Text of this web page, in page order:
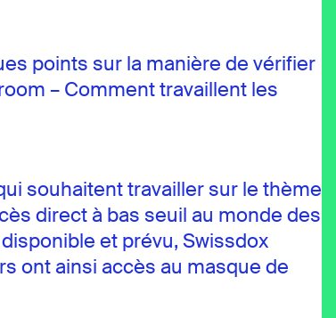
points sur la manière de vérifier
– Comment travaillent les
souhaitent travailler sur le thème
direct à bas seuil au monde des
et prévu, Swissdox
ont ainsi accès au masque de